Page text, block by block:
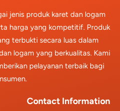
jenis produk karet dan logam
harga yang kompetitif. Produk
terbukti secara luas dalam
logam yang berkualitas. Kami
pelayanan terbaik bagi
Contact Information